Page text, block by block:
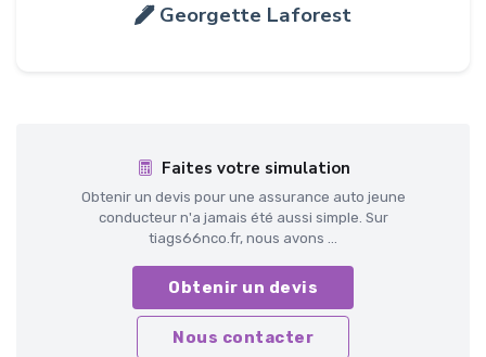
Georgette Laforest
Faites votre simulation
Obtenir un devis pour une assurance auto jeune
conducteur n'a jamais été aussi simple. Sur
tiags66nco.fr, nous avons ...
Obtenir un devis
Nous contacter